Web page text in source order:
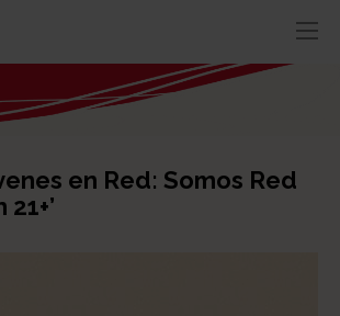
RECURSOS
CONTACTO
en Red: Somos Red